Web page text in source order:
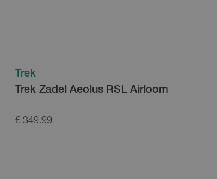
Trek
Trek Zadel Aeolus RSL Airloom
€ 349.99